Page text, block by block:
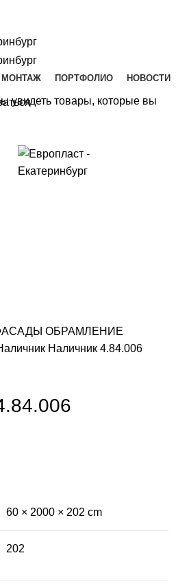
МОНТАЖ ПОРТФОЛИО
НОВОСТИ
ОБРАМЛЕНИЕ
Наличник 4.84.006
60 × 2000 × 202 cm
202
увидеть товары, которые вы